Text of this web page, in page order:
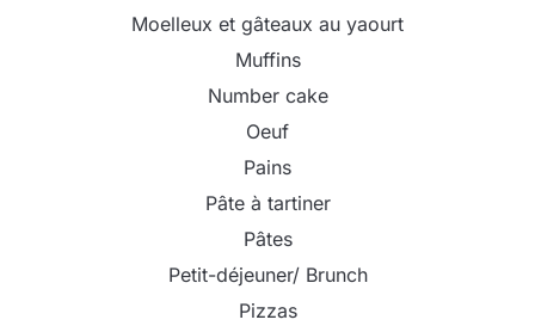
Moelleux et gâteaux au yaourt
Muffins
Number cake
Oeuf
Pains
Pâte à tartiner
Pâtes
Petit-déjeuner/ Brunch
Pizzas